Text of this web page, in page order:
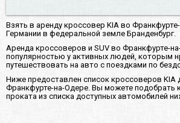
Взять в аренду кроссовер KIA во
Германии в федеральной земле Бранденбург.
Аренда кроссоверов и SUV во Франкфурте-
популярностью у активных людей, которым
путешествовать на авто с поездками по
Ниже предоставлен список кроссоверов KIA
Франкфурте-на-Одере. Вы можете подобрать
проката из списка доступных автомобилей